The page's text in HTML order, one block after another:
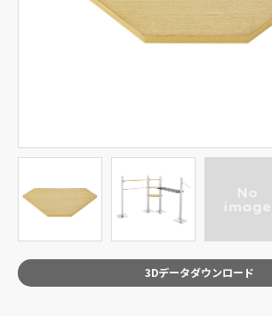
3Dデータダウンロード